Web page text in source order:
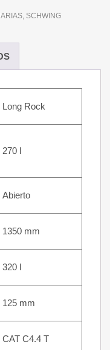
, SCHWING
Long Rock
270 l
Abierto
1350 mm
320 l
125 mm
CAT C4.4 T